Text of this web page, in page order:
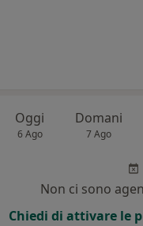
Oggi
6 Ago
Domani
7 Ago
Non ci sono
Chiedi di attivare le